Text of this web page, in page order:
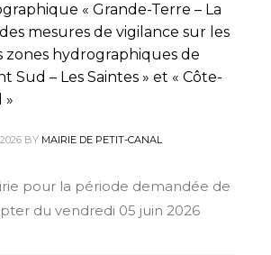
« Grande-Terre – La
mesures de vigilance sur les
zones hydrographiques de
Sud – Les Saintes » et « Côte-
»
BY MAIRIE DE PETIT-CANAL
pour la période demandée de
du vendredi 05 juin 2026